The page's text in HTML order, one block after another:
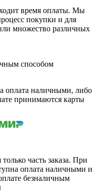
время оплаты. Мы
покупки и для
множество различных
способом
оплата наличными, либо
принимаются карты
часть заказа. При
оплата наличными и
безналичным